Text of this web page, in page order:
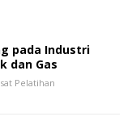
pada Industri
dan Gas
Pelatihan